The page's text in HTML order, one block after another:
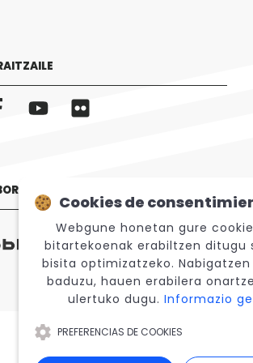
Cookies de
Webgune honetan gure
bitartekoenak erabiltzen ditugu
bisita optimizatzeko.
baduzu, hauen erabilera
ulertuko dugu. Informazio
PREFERENCIAS DE COOKIES